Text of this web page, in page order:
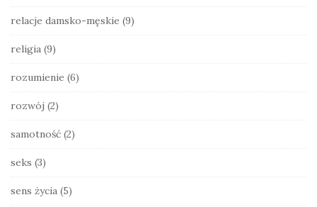
relacje damsko-męskie (9)
religia (9)
rozumienie (6)
rozwój (2)
samotność (2)
seks (3)
sens życia (5)